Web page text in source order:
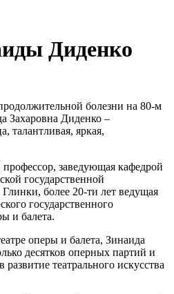
Диденко
болезни на 80-м
Захаровна Диденко –
талантливая, яркая,
заведующая кафедрой
государственной
более 20-ти лет ведущая
государственного
и балета.
оперы и балета, Зинаида
десятков оперных партий и
театрального искусства